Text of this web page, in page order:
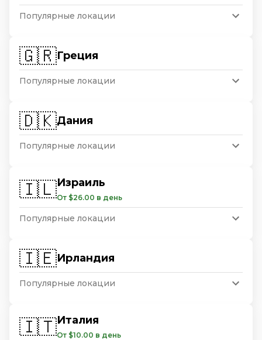
Популярные локации
🇬🇷Греция
Популярные локации
🇩🇰Дания
Популярные локации
🇮🇱Израиль
От $26.00 в день
Популярные локации
🇮🇪Ирландия
Популярные локации
🇮🇹Италия
От $10.00 в день